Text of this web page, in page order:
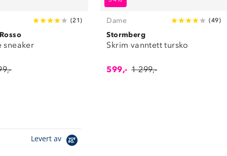
(21 )
sneaker
Dame (49)
Stormberg
Skrim vanntett tursko
599,- 1 299,-
Levert av